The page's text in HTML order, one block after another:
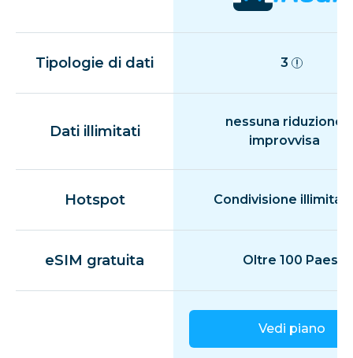
Tipologie di dati 3
Dati illimitati
nessuna riduzione
improvvisa
Hotspot Condivisione
eSIM gratuita Oltre 100 Paesi
Vedi piano